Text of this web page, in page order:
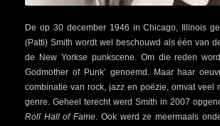
De op 30 december 1946 in Chicago, Illinois
(Patti) Smith wordt wel beschouwd als één van
de New Yorkse punkscene. Om die reden
Godmother of Punk’ genoemd. Maar haar
combinatie van rock, jazz en poëzie, omvat veel
genre. Geheel terecht werd Smith in 2007
Roll Hall of Fame. Ook werd ze meermaals